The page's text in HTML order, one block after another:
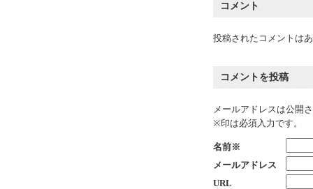
コメント
投稿されたコメントは
コメントを投稿
メールアドレスは公開
※印は必須入力です。
名前※
メールアドレス
URL